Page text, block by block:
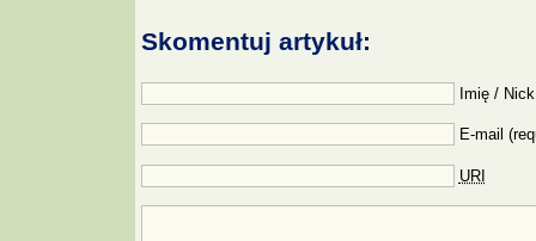
Skomentuj artykuł:
Imię /
E-mail
URI